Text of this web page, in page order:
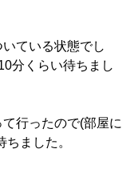
ている状態でし
分くらい待ちまし
行ったので(部屋に
ました。